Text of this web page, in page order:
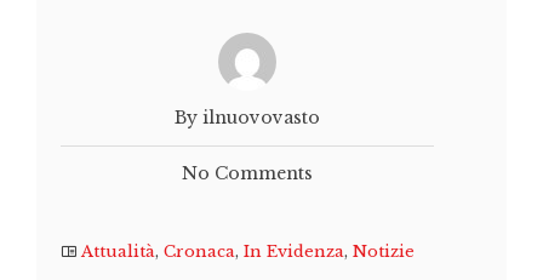
By ilnuovovasto
No Comments
Attualità, Cronaca, In Evidenza, Notizie